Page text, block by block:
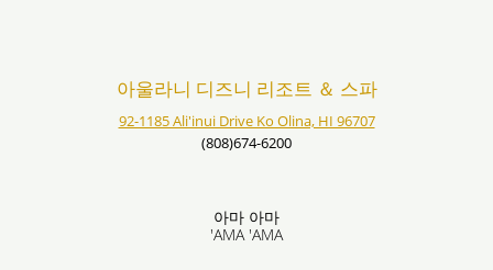
아울라니 디즈니 리조트 ＆ 스파
92-1185 Ali'inui Drive Ko Olina, HI 96707
(808)674-6200
아마 아마
'AMA 'AMA